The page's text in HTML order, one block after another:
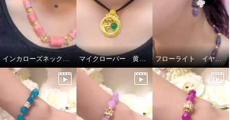
インカローズネックレス マイクローバー 黄金龍チャーム フローライト イヤリング ピアス